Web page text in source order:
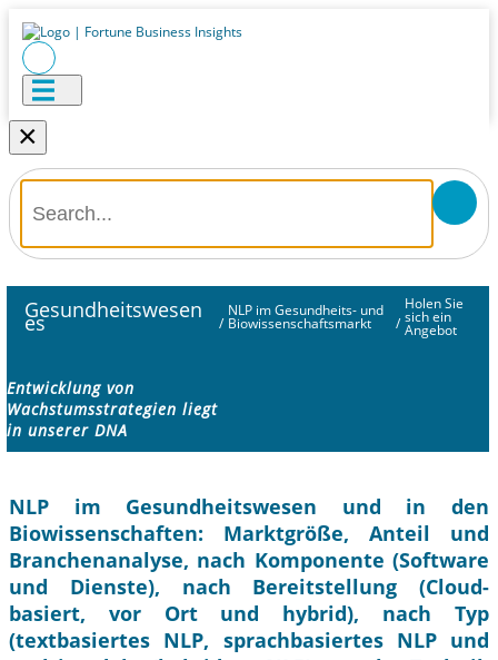
×
Gesundheitswesen
es /
NLP im Gesundheits- und
Biowissenschaftsmarkt /
Holen Sie
sich ein
Angebot
Entwicklung von
Wachstumsstrategien liegt
in unserer DNA
NLP im Gesundheitswesen und in den
Biowissenschaften: Marktgröße, Anteil und
Branchenanalyse, nach Komponente (Software
und Dienste), nach Bereitstellung (Cloud-
basiert, vor Ort und hybrid), nach Typ
(textbasiertes NLP, sprachbasiertes NLP und